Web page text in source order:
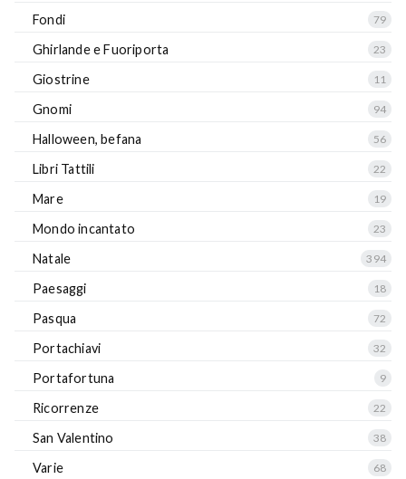
Fondi 79
Ghirlande e Fuoriporta 23
Giostrine 11
Gnomi 94
Halloween, befana 56
Libri Tattili 22
Mare 19
Mondo incantato 23
Natale 394
Paesaggi 18
Pasqua 72
Portachiavi 32
Portafortuna 9
Ricorrenze 22
San Valentino 38
Varie 68